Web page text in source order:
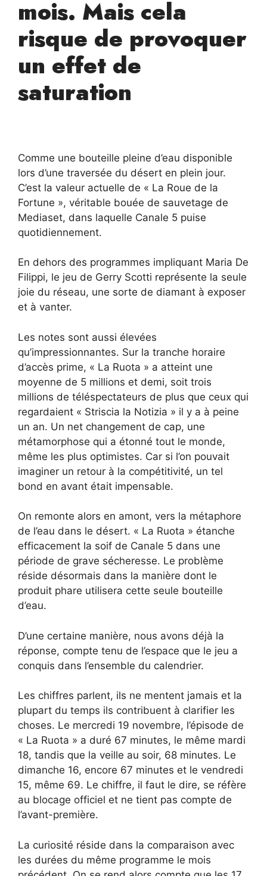
mois. Mais cela
risque de provoquer
un effet de
saturation
Comme une bouteille pleine d’eau disponible
lors d’une traversée du désert en plein jour.
C’est la valeur actuelle de « La Roue de la
Fortune », véritable bouée de sauvetage de
Mediaset, dans laquelle Canale 5 puise
quotidiennement.
En dehors des programmes impliquant Maria De
Filippi, le jeu de Gerry Scotti représente la seule
joie du réseau, une sorte de diamant à exposer
et à vanter.
Les notes sont aussi élevées
qu’impressionnantes. Sur la tranche horaire
d’accès prime, « La Ruota » a atteint une
moyenne de 5 millions et demi, soit trois
millions de téléspectateurs de plus que ceux qui
regardaient « Striscia la Notizia » il y a à peine
un an. Un net changement de cap, une
métamorphose qui a étonné tout le monde,
même les plus optimistes. Car si l’on pouvait
imaginer un retour à la compétitivité, un tel
bond en avant était impensable.
On remonte alors en amont, vers la métaphore
de l’eau dans le désert. « La Ruota » étanche
efficacement la soif de Canale 5 dans une
période de grave sécheresse. Le problème
réside désormais dans la manière dont le
produit phare utilisera cette seule bouteille
d’eau.
D’une certaine manière, nous avons déjà la
réponse, compte tenu de l’espace que le jeu a
conquis dans l’ensemble du calendrier.
Les chiffres parlent, ils ne mentent jamais et la
plupart du temps ils contribuent à clarifier les
choses. Le mercredi 19 novembre, l’épisode de
« La Ruota » a duré 67 minutes, le même mardi
18, tandis que la veille au soir, 68 minutes. Le
dimanche 16, encore 67 minutes et le vendredi
15, même 69. Le chiffre, il faut le dire, se réfère
au blocage officiel et ne tient pas compte de
l’avant-première.
La curiosité réside dans la comparaison avec
les durées du même programme le mois